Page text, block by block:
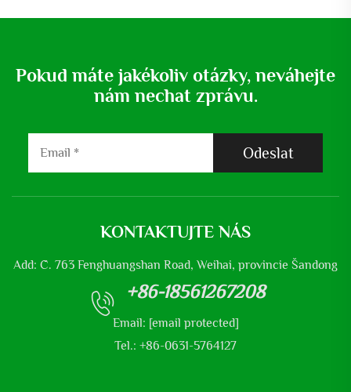
Pokud máte jakékoliv otázky, neváhejte
nám nechat zprávu.
Odeslat
KONTAKTUJTE NÁS
Add: Č. 763 Fenghuangshan Road, Weihai, provincie Šandong
+86-18561267208
Email: [email protected]
Tel.: +86-0631-5764127